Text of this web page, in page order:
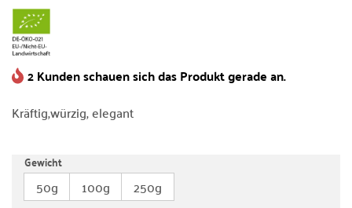
2 Kunden schauen sich das Produkt gerade an.
Kräftig,würzig, elegant
Gewicht
50g 100g 250g